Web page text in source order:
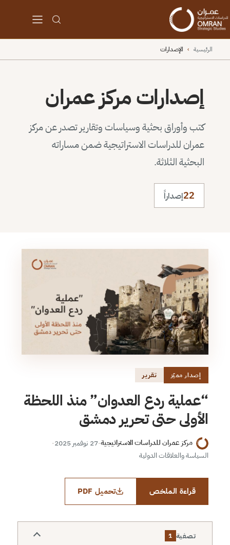
الرئيسية › الإصدارات
إصدارات مركز عمران
كتب وأوراق بحثية وسياسات وتقارير تصدر عن مركز
عمران للدراسات الاستراتيجية ضمن مساراته
البحثية الثلاثة.
22إصداراً
إصدار مميّز تقرير
“عملية ردع العدوان” منذ اللحظة
الأولى حتى تحرير دمشق
مركز عمران للدراسات الاستراتيجية·27 نوفمبر 2025
·
السياسة والعلاقات الدولية
قراءة الملخص تحميل PDF
تصفية 1